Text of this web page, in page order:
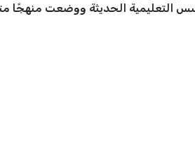
التعليمية الحديثة ووضعت منهجًا